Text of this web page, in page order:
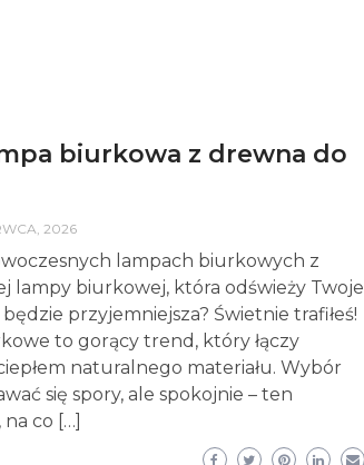
biurkowa z drewna do
2026
lampach biurkowych z
lampy biurkowej, która odświeży Twoje
przyjemniejsza? Świetnie trafiłeś!
to gorący trend, który łączy
naturalnego materiału. Wybór
się spory, ale spokojnie – ten
co […]